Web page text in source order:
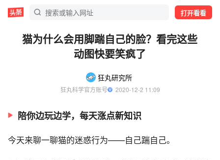
打开看看
猫为什么会用脚踹自己的脸？看完这些
动图快要笑疯了
狂丸研究所
狂丸科学官方账号
  2020-12-2 11:09
陪你边玩边学，每天涨点新知识
今天来聊一聊猫的迷惑行为——自己踹自己。